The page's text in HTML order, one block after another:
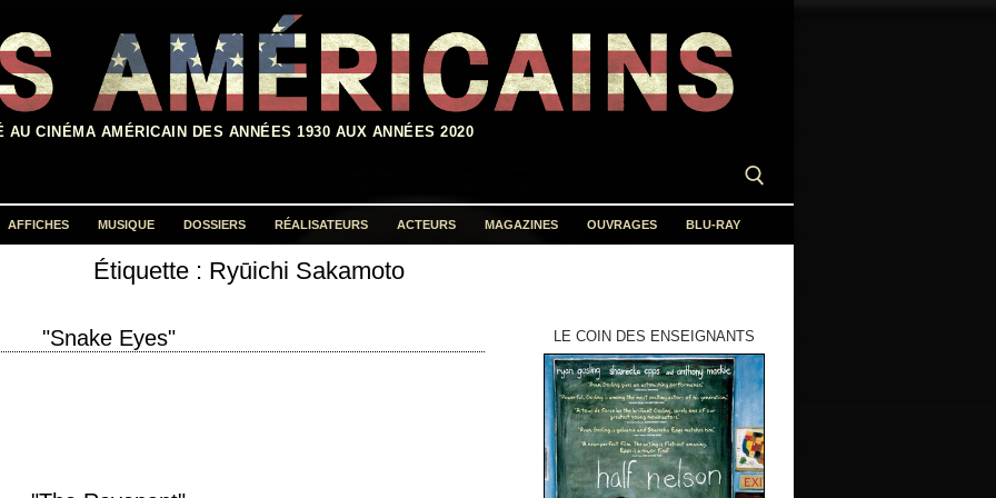
CINÉMA AMÉRICAIN DES ANNÉES 1930 AUX ANNÉES 2020
AFFICHES MUSIQUE DOSSIERS RÉALISATEURS ACTEURS MAGAZINES OUVRAGES BLU-RAY
Étiquette : Ryūichi Sakamoto
"Snake Eyes" LE COIN DES ENSEIGNANTS